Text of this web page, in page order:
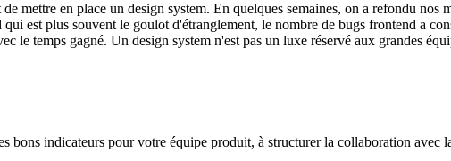
mettre en place un design system. En quelques semaines, on a refondu
est plus souvent le goulot d'étranglement, le nombre de bugs frontend a
le temps gagné. Un design system n'est pas un luxe réservé aux grandes
bons indicateurs pour votre équipe produit, à structurer la collaboration avec